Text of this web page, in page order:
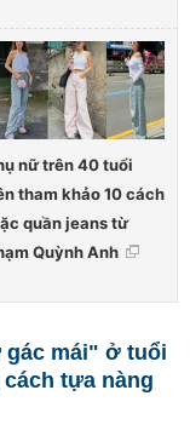
nữ trên 40 tuổi
tham khảo 10 cách
quần jeans từ
Quỳnh Anh
gác mái" ở tuổi
tựa nàng